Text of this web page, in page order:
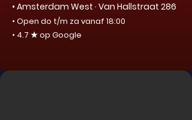
• Amsterdam West · Van Hallstraat 286
• Open do t/m za vanaf 18:00​
• 4.7 ★ op Google